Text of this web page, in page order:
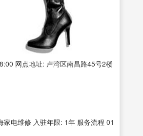
网点地址: 卢湾区南昌路45号2楼
电维修 入驻年限: 1年 服务流程 01